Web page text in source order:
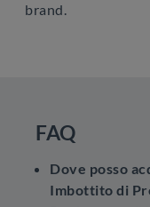
brand.
FAQ
Dove posso
Imbottito di